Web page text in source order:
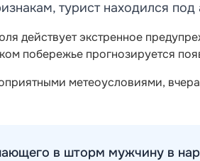
турист находился
действует экстренное
побережье прогнозируется
метеоусловиями,
в шторм мужчину в